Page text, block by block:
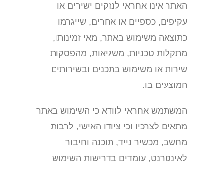
האתר אינו אחראי לנזקים ישירים או
עקיפים, כספיים או אחרים, שייגרמו
כתוצאה משימוש באתר, מאי זמינותו,
מתקלות טכניות, משגיאות, מהפסקות
שירות או משימוש בתכנים ובשירותים
המוצעים בו.
המשתמש אחראי לוודא כי השימוש באתר
מתאים לצרכיו וכי ציודו האישי, לרבות
מחשב, מכשיר נייד, תוכנה וחיבור
לאינטרנט, עומדים בדרישות השימוש